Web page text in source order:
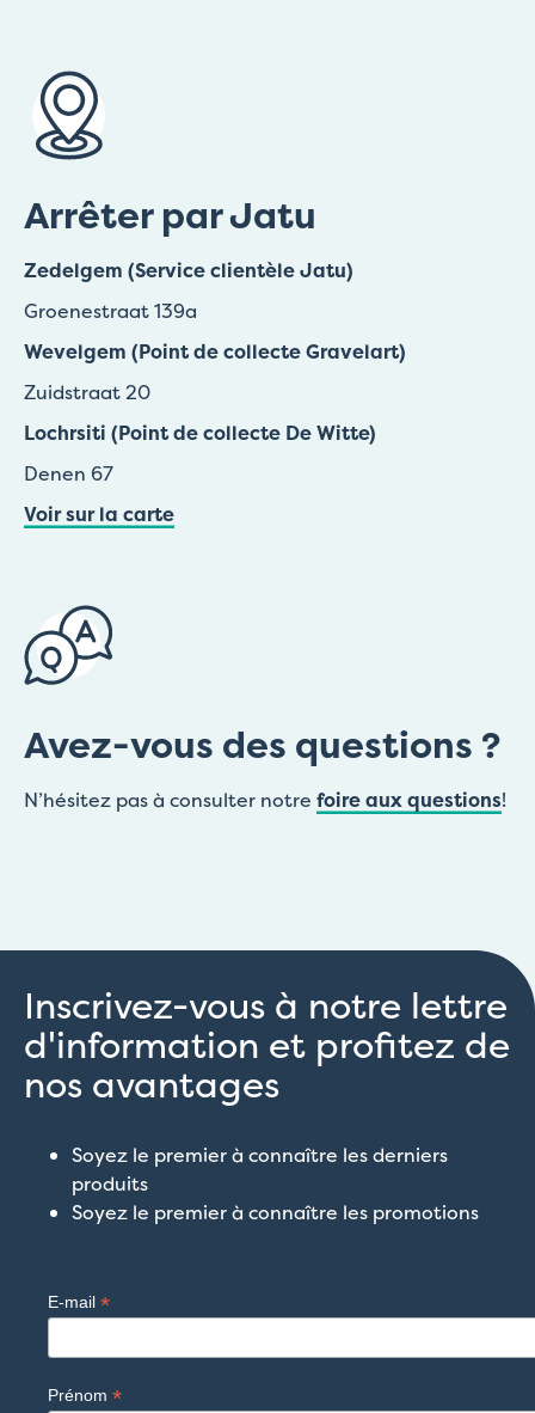
Arrêter par Jatu
Zedelgem (Service clientèle Jatu)
Groenestraat 139a
Wevelgem (Point de collecte Gravelart)
Zuidstraat 20
Lochrsiti (Point de collecte De Witte)
Denen 67
Voir sur la carte
Avez-vous des questions ?
N’hésitez pas à consulter notre foire aux questions!
Inscrivez-vous à notre lettre
d'information et profitez de
nos avantages
Soyez le premier à connaître les derniers
produits
Soyez le premier à connaître les promotions
E-mail *
Prénom *